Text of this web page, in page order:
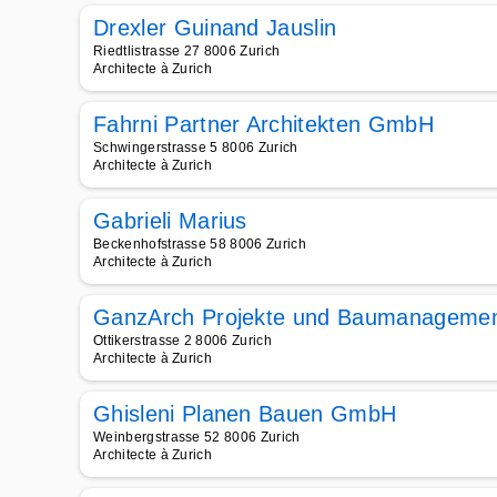
Drexler Guinand Jauslin
Riedtlistrasse 27 8006 Zurich
Architecte à Zurich
Fahrni Partner Architekten GmbH
Schwingerstrasse 5 8006 Zurich
Architecte à Zurich
Gabrieli Marius
Beckenhofstrasse 58 8006 Zurich
Architecte à Zurich
GanzArch Projekte und
Ottikerstrasse 2 8006 Zurich
Architecte à Zurich
Ghisleni Planen Bauen GmbH
Weinbergstrasse 52 8006 Zurich
Architecte à Zurich